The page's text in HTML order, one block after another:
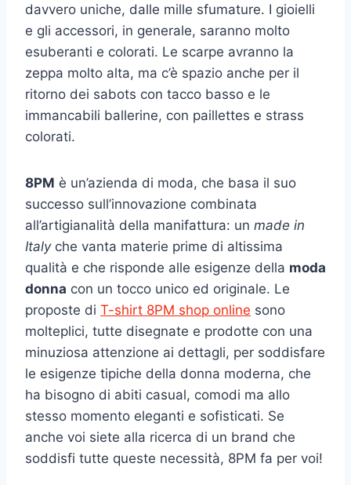
davvero uniche, dalle mille sfumature. I gioielli
e gli accessori, in generale, saranno molto
esuberanti e colorati. Le scarpe avranno la
zeppa molto alta, ma c’è spazio anche per il
ritorno dei sabots con tacco basso e le
immancabili ballerine, con paillettes e strass
colorati.
8PM è un’azienda di moda, che basa il suo
successo sull’innovazione combinata
all’artigianalità della manifattura: un made in
Italyche vanta materie prime di altissima
qualità e che risponde alle esigenze della moda
donna con un tocco unico ed originale. Le
proposte di T-shirt 8PM shop online sono
molteplici, tutte disegnate e prodotte con una
minuziosa attenzione ai dettagli, per soddisfare
le esigenze tipiche della donna moderna, che
ha bisogno di abiti casual, comodi ma allo
stesso momento eleganti e sofisticati. Se
anche voi siete alla ricerca di un brand che
soddisfi tutte queste necessità, 8PM fa per voi!